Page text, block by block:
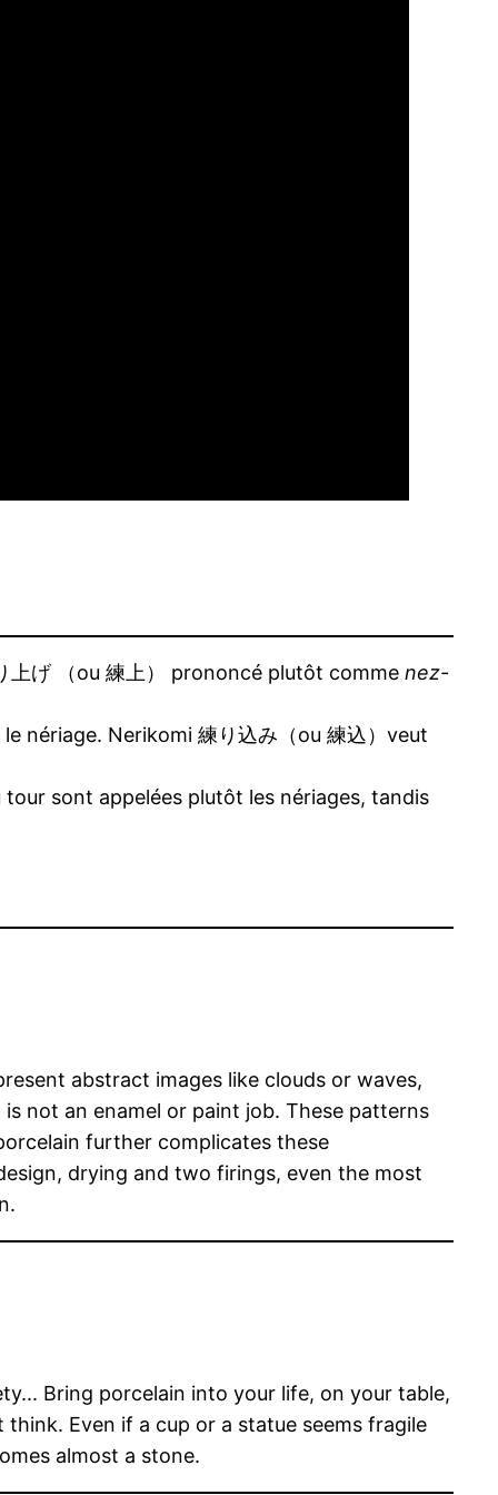
上げ （ou 練上） prononcé plutôt comme nez-
nériage. Nerikomi 練り込み（ou 練込）veut
sont appelées plutôt les nériages, tandis
abstract images like clouds or waves,
not an enamel or paint job. These patterns
further complicates these
drying and two firings, even the most
Bring porcelain into your life, on your table,
Even if a cup or a statue seems fragile
almost a stone.